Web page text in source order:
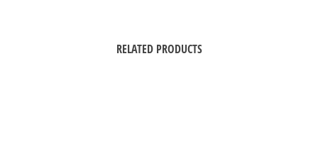
RELATED PRODUCTS